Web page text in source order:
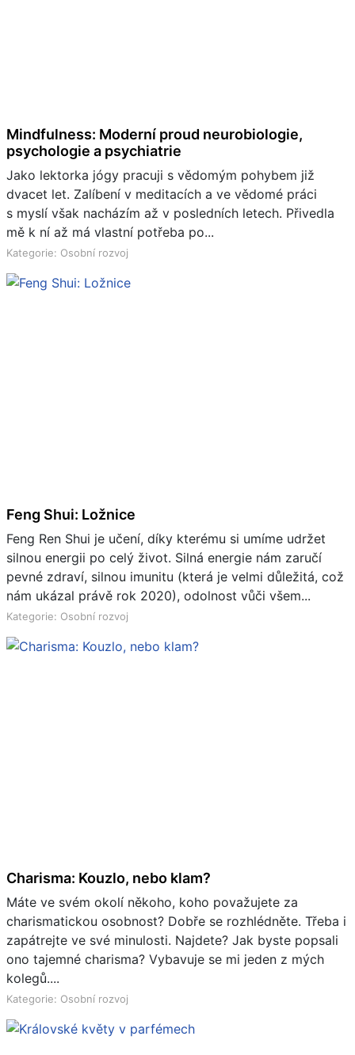
Mindfulness: Moderní proud neurobiologie,
psychologie a psychiatrie
Jako lektorka jógy pracuji s vědomým pohybem již
dvacet let. Zalíbení v meditacích a ve vědomé práci
s myslí však nacházím až v posledních letech. Přivedla
mě k ní až má vlastní potřeba po...
Kategorie: Osobní rozvoj
Feng Shui: Ložnice
Feng Ren Shui je učení, díky kterému si umíme udržet
silnou energii po celý život. Silná energie nám zaručí
pevné zdraví, silnou imunitu (která je velmi důležitá, což
nám ukázal právě rok 2020), odolnost vůči všem...
Kategorie: Osobní rozvoj
Charisma: Kouzlo, nebo klam?
Máte ve svém okolí někoho, koho považujete za
charismatickou osobnost? Dobře se rozhlédněte. Třeba i
zapátrejte ve své minulosti. Najdete? Jak byste popsali
ono tajemné charisma? Vybavuje se mi jeden z mých
kolegů....
Kategorie: Osobní rozvoj